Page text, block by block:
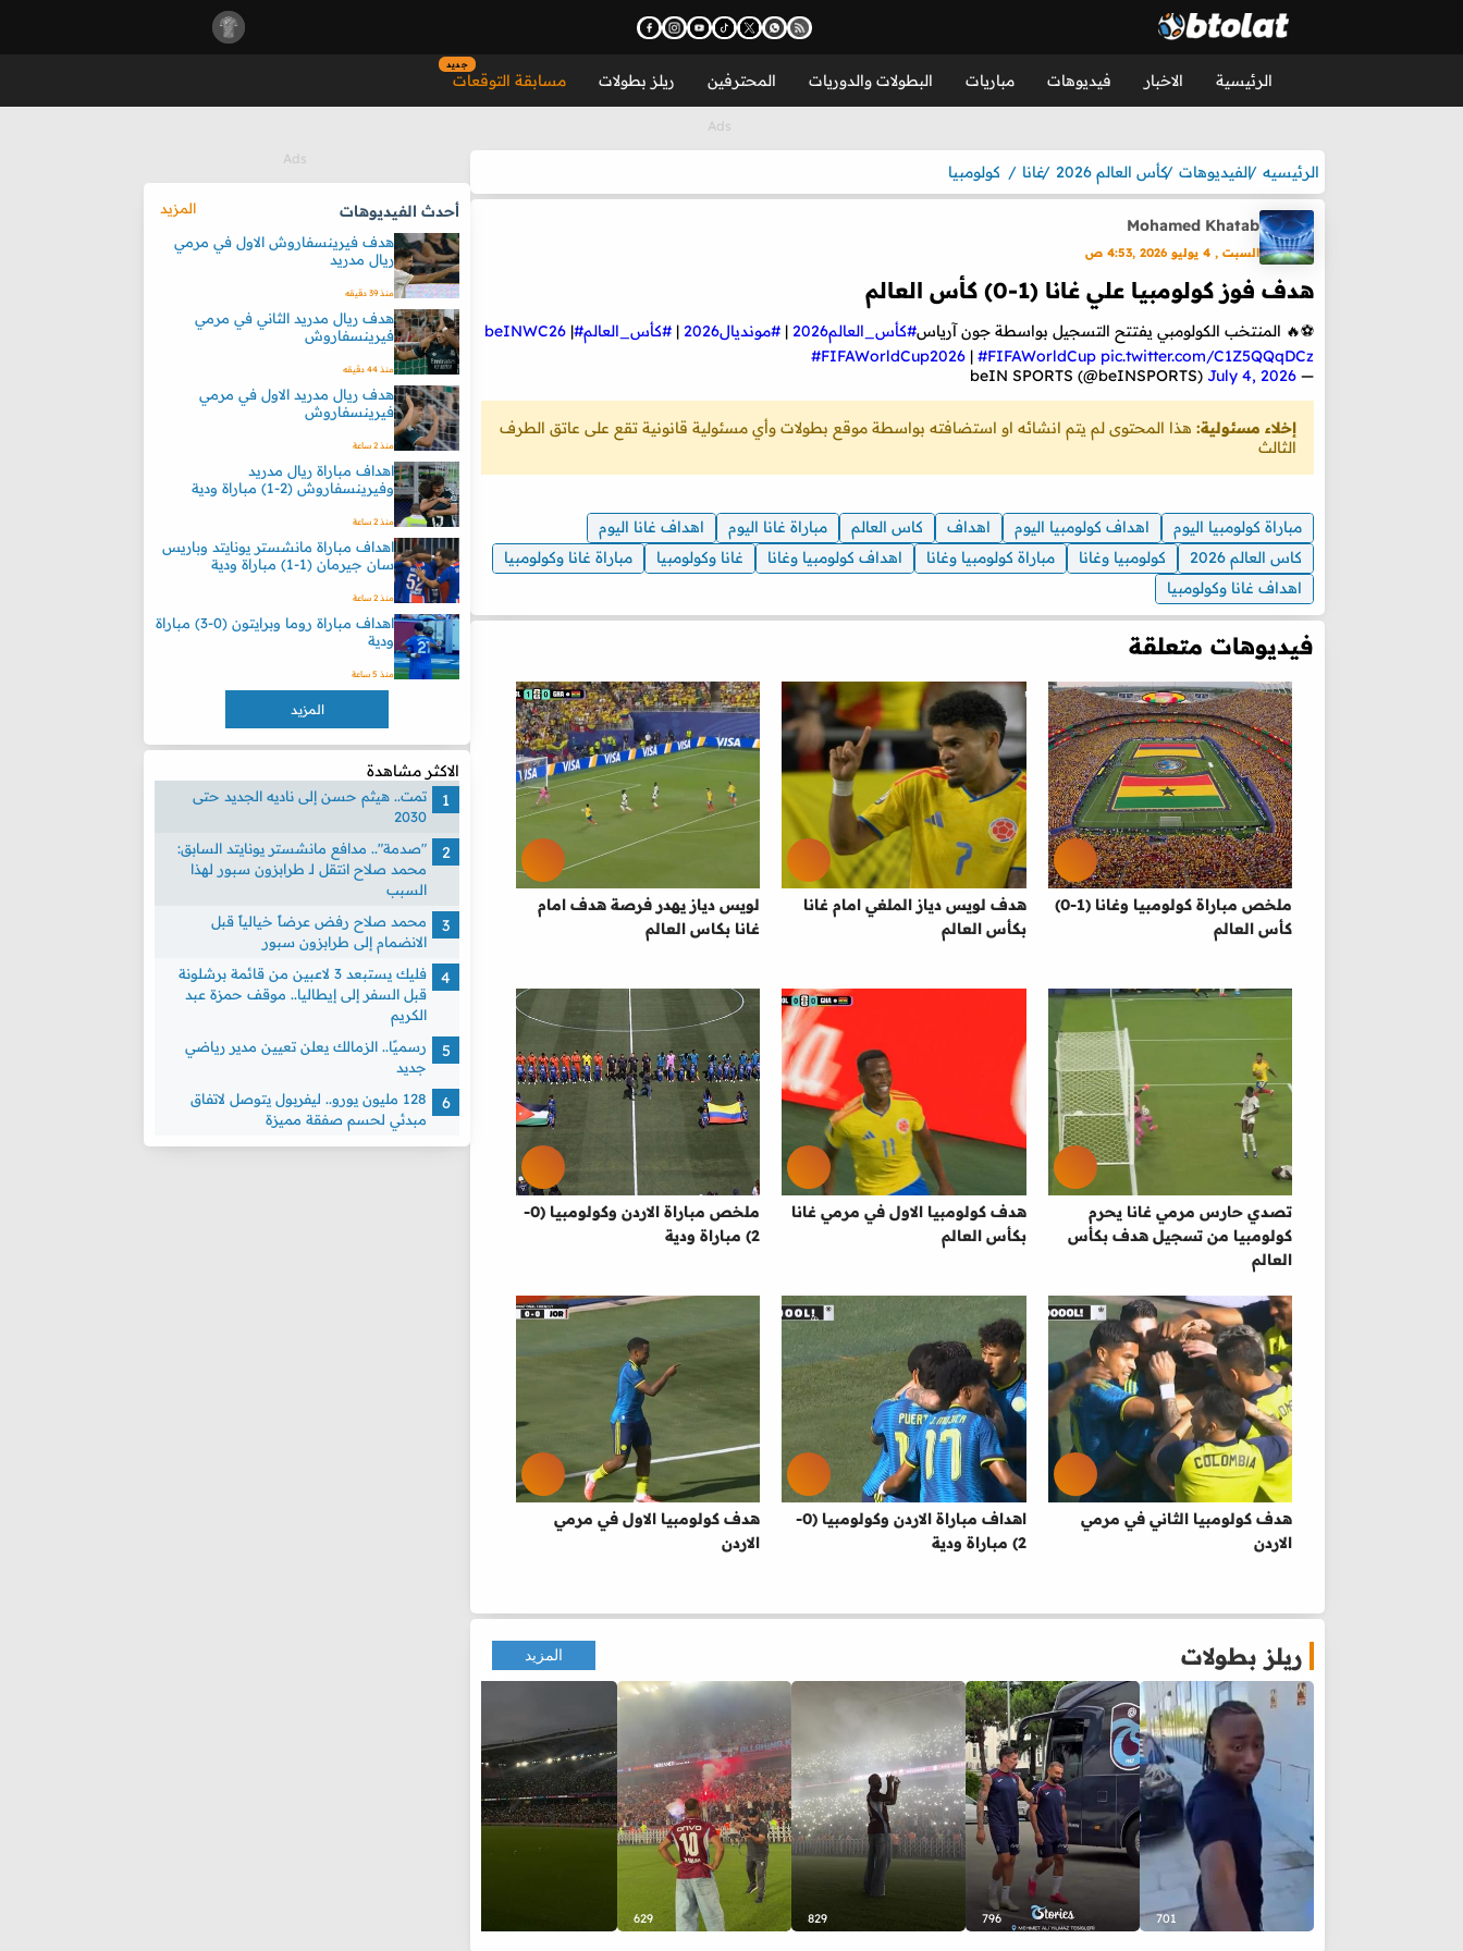
الرئيسية الاخبار فيديوهات مباريات البطولات والدوريات المحترفين ريلز بطولات مسابقة التوقعات
جديد
الرئيسيه الفيديوهات كأس العالم 2026 غانا كولومبيا
Mohamed Khatab
السبت , 4 يوليو 2026 ,4:53 ص
هدف فوز كولومبيا علي غانا (1-0) كأس العالم
⚽️🔥 المنتخب الكولومبي يفتتح التسجيل بواسطة جون آرياس#كأس_العالم2026 | #مونديال2026 | #كأس_العالم#beINWC26
|
#FIFAWorldCup2026 | #FIFAWorldCup pic.twitter.com/C1Z5QQqDCz
— beIN SPORTS (@beINSPORTS)
July 4, 2026
إخلاء مسئولية: هذا المحتوى لم يتم انشائه او استضافته بواسطة موقع بطولات وأي مسئولية قانونية تقع على عاتق الطرف
الثالث
مباراة كولومبيا اليوم اهداف كولومبيا اليوم اهداف كاس العالم مباراة غانا اليوم
اهداف غانا اليوم
كاس العالم 2026
كولومبيا وغانا مباراة كولومبيا وغانا اهداف كولومبيا وغانا غانا وكولومبيا
مباراة غانا وكولومبيا
اهداف غانا وكولومبيا
فيديوهات متعلقة
ملخص مباراة كولومبيا وغانا (1-0)
كأس العالم
هدف لويس دياز الملغي امام غانا
بكأس العالم
لويس دياز يهدر فرصة هدف امام
غانا بكاس العالم
تصدي حارس مرمي غانا يحرم
كولومبيا من تسجيل هدف بكأس
العالم
هدف كولومبيا الاول في مرمي غانا
بكأس العالم
ملخص مباراة الاردن وكولومبيا (0-
2) مباراة ودية
هدف كولومبيا الثاني في مرمي
الاردن
اهداف مباراة الاردن وكولومبيا (0-
2) مباراة ودية
هدف كولومبيا الاول في مرمي
الاردن
ريلز بطولات المزيد
701
796
829
629
أحدث الفيديوهات
المزيد
هدف فيرينسفاروش الاول في مرمي
ريال مدريد
منذ 39 دقيقه
هدف ريال مدريد الثاني في مرمي
فيرينسفاروش
منذ 44 دقيقه
هدف ريال مدريد الاول في مرمي
فيرينسفاروش
منذ 2 ساعة
اهداف مباراة ريال مدريد
وفيرينسفاروش (2-1) مباراة ودية
منذ 2 ساعة
اهداف مباراة مانشستر يونايتد وباريس
سان جيرمان (1-1) مباراة ودية
منذ 2 ساعة
اهداف مباراة روما وبرايتون (0-3) مباراة
ودية
منذ 5 ساعة
المزيد
الاكثر مشاهدة
تمت.. هيثم حسن إلى ناديه الجديد حتى
2030
"صدمة".. مدافع مانشستر يونايتد السابق:
محمد صلاح انتقل لـ طرابزون سبور لهذا
السبب
محمد صلاح رفض عرضاً خيالياً قبل
الانضمام إلى طرابزون سبور
فليك يستبعد 3 لاعبين من قائمة برشلونة
قبل السفر إلى إيطاليا.. موقف حمزة عبد
الكريم
رسميًا.. الزمالك يعلن تعيين مدير رياضي
جديد
128 مليون يورو.. ليفربول يتوصل لاتفاق
مبدئي لحسم صفقة مميزة